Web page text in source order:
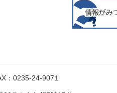
：0235-24-9071